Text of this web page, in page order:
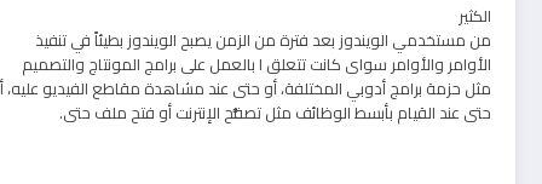
الكثير
من مستخدمي الويندوز بعد فترة من الزمن يصبح الويندوز بطيئاً في تنفيذ
الأوامر والأوامر سواى كانت تتعلق ا بالعمل على برامج المونتاج والتصميم
مثل حزمة برامج أدوبي المختلفة، أو حتى عند مشاهدة مقاطع الفيديو عليه،
حتى عند القيام بأبسط الوظائف مثل تصفُّح الإنترنت أو فتح ملف حتى.